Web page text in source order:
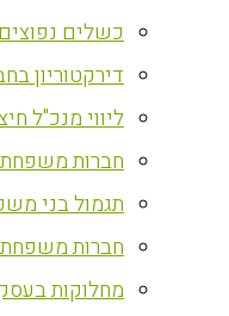
כשלים
דירקטוריון
ליווי מנכ"ל
חברות
תגמול בני
חברות
מחלוקות